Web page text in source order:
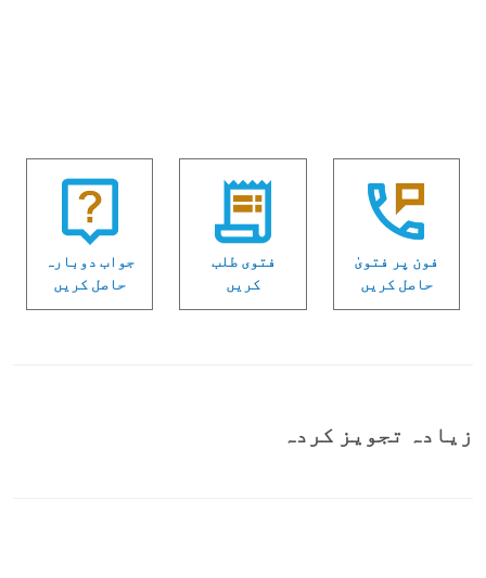
فون پر فتویٰ
حاصل کریں
فتوی طلب
کریں
جواب دوبارہ
حاصل کریں
زیادہ تجویز کردہ